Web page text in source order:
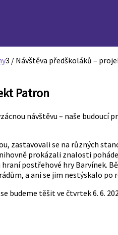
3 / Návštěva předškoláků –
Patron
návštěvu – naše
zastavovali se na různých
prokázali znalosti
postřehové hry Barvínek.
a ani se jim nestýskalo
budeme těšit ve čtvrtek 6. 6.